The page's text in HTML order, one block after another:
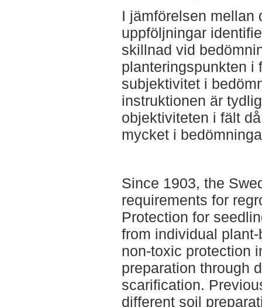
I jämförelsen mellan
uppföljningar
skillnad vid
planteringspunkten i
subjektivitet i
instruktionen är
objektiviteten i fält
mycket i
Since 1903, the
requirements for
Protection for
from individual
non-toxic protection
preparation through
scarification.
different soil